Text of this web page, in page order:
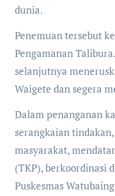
dunia.
Penemuan tersebut
Pengamanan
selanjutnya
Waigete dan segera
Dalam penanganan
serangkaian
masyarakat,
(TKP), berkoordinasi
Puskesmas